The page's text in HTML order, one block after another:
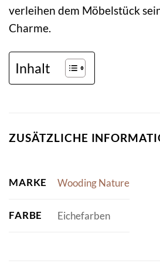
verleihen dem Möbelstück
Charme.
Inhalt
ZUSÄTZLICHE
MARKE Wooding Nature
FARBE Eichefarben